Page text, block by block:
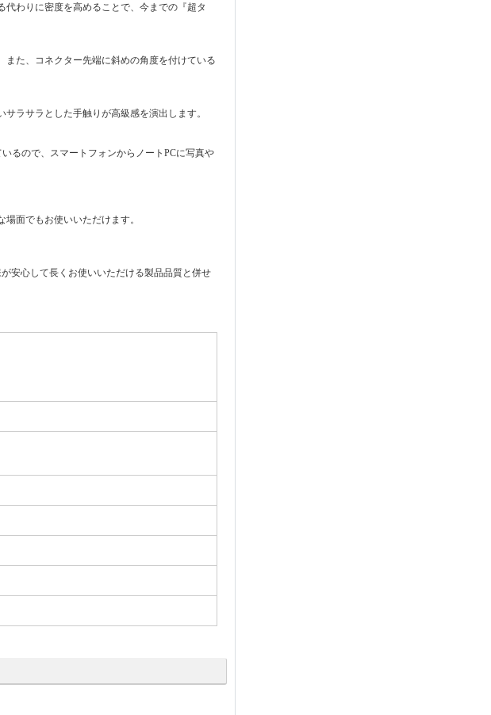
わりに密度を高めることで、今までの『超タ
また、コネクター先端に斜めの角度を付けている
ラサラとした手触りが高級感を演出します。
るので、スマートフォンからノートPCに写真や
面でもお使いいただけます。
安心して長くお使いいただける製品品質と併せ